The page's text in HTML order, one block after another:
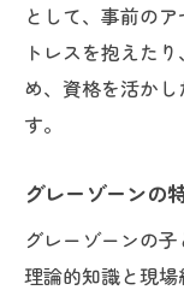
として、事前の
トレスを抱えた
め、資格を活か
す。
グレーゾーンの
グレーゾーンの
理論的知識と現